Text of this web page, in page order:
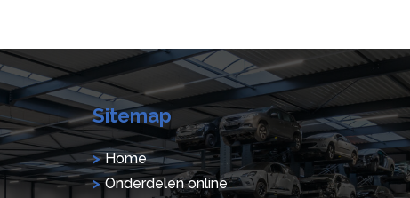
Sitemap
Home
Onderdelen online